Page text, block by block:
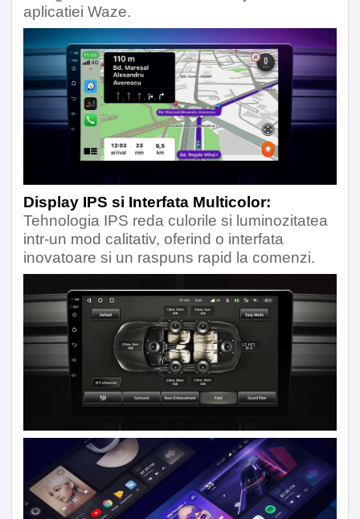
aplicatiei Waze.
Display IPS si Interfata Multicolor:
Tehnologia IPS reda culorile si luminozitatea
intr-un mod calitativ, oferind o interfata
inovatoare si un raspuns rapid la comenzi.